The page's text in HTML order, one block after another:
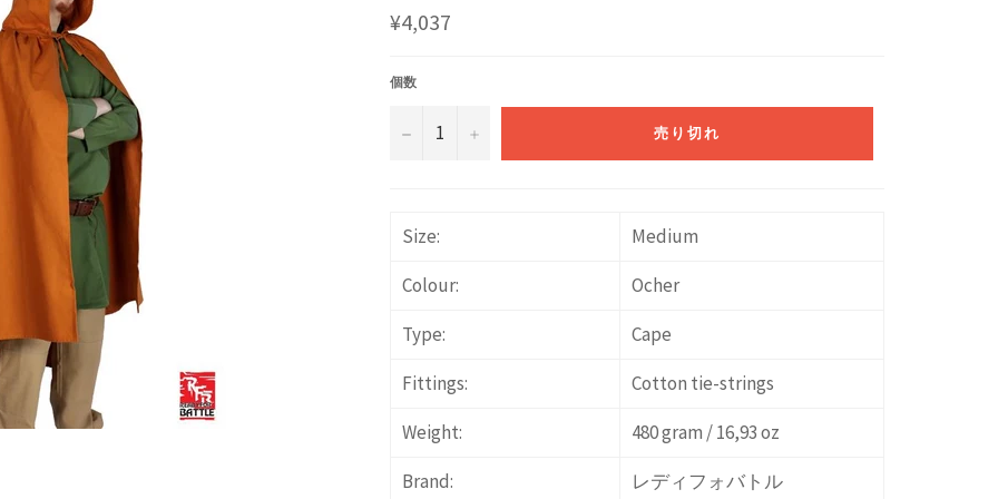
通
常
格
¥4,037
個数
− + 売り切れ
Size:
Medium
Colour:
Ocher
Type:
Cape
Fittings:
Cotton tie-strings
Weight:
480 gram / 16,93 oz
Brand:
レディフォバトル